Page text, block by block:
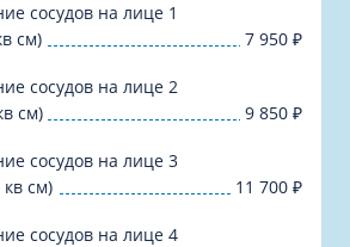
сосудов на лице 1
см)
7 950 ₽
сосудов на лице 2
см)
9 850 ₽
сосудов на лице 3
кв см)
11 700 ₽
сосудов на лице 4